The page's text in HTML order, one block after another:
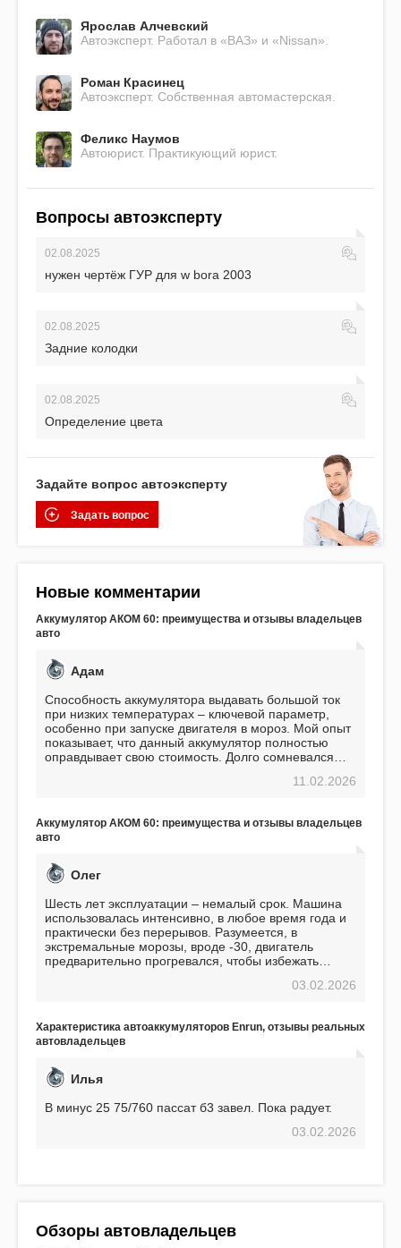
Ярослав Алчевский
Автоэксперт. Работал в «ВАЗ» и «Nissan».
Роман Красинец
Автоэксперт. Собственная автомастерская.
Феликс Наумов
Автоюрист. Практикующий юрист.
Вопросы автоэксперту
02.08.2025
нужен чертёж ГУР для w bora 2003
02.08.2025
Задние колодки
02.08.2025
Определение цвета
Задайте вопрос автоэксперту
Задать вопрос
Новые комментарии
Аккумулятор АКОМ 60: преимущества и отзывы владельцев
авто
Адам
Способность аккумулятора выдавать большой ток
при низких температурах – ключевой параметр,
особенно при запуске двигателя в мороз. Мой опыт
показывает, что данный аккумулятор полностью
оправдывает свою стоимость. Долго сомневался
пожалел. Считаю, что это отличное вложение,11.02.2026
Аккумулятор АКОМ 60: преимущества и отзывы владельцев
авто
Олег
Шесть лет эксплуатации – немалый срок. Машина
использовалась интенсивно, в любое время года и
практически без перерывов. Разумеется, в
экстремальные морозы, вроде -30, двигатель
предварительно прогревался, чтобы избежать
использования не было ни единой поломки,
EFB 75. Судя по характеристикам, он даже
превосходит предыдущую модель.
03.02.2026
Характеристика автоаккумуляторов Enrun, отзывы реальных
автовладельцев
Илья
В минус 25 75/760 пассат б3 завел. Пока радует.
03.02.2026
Обзоры автовладельцев